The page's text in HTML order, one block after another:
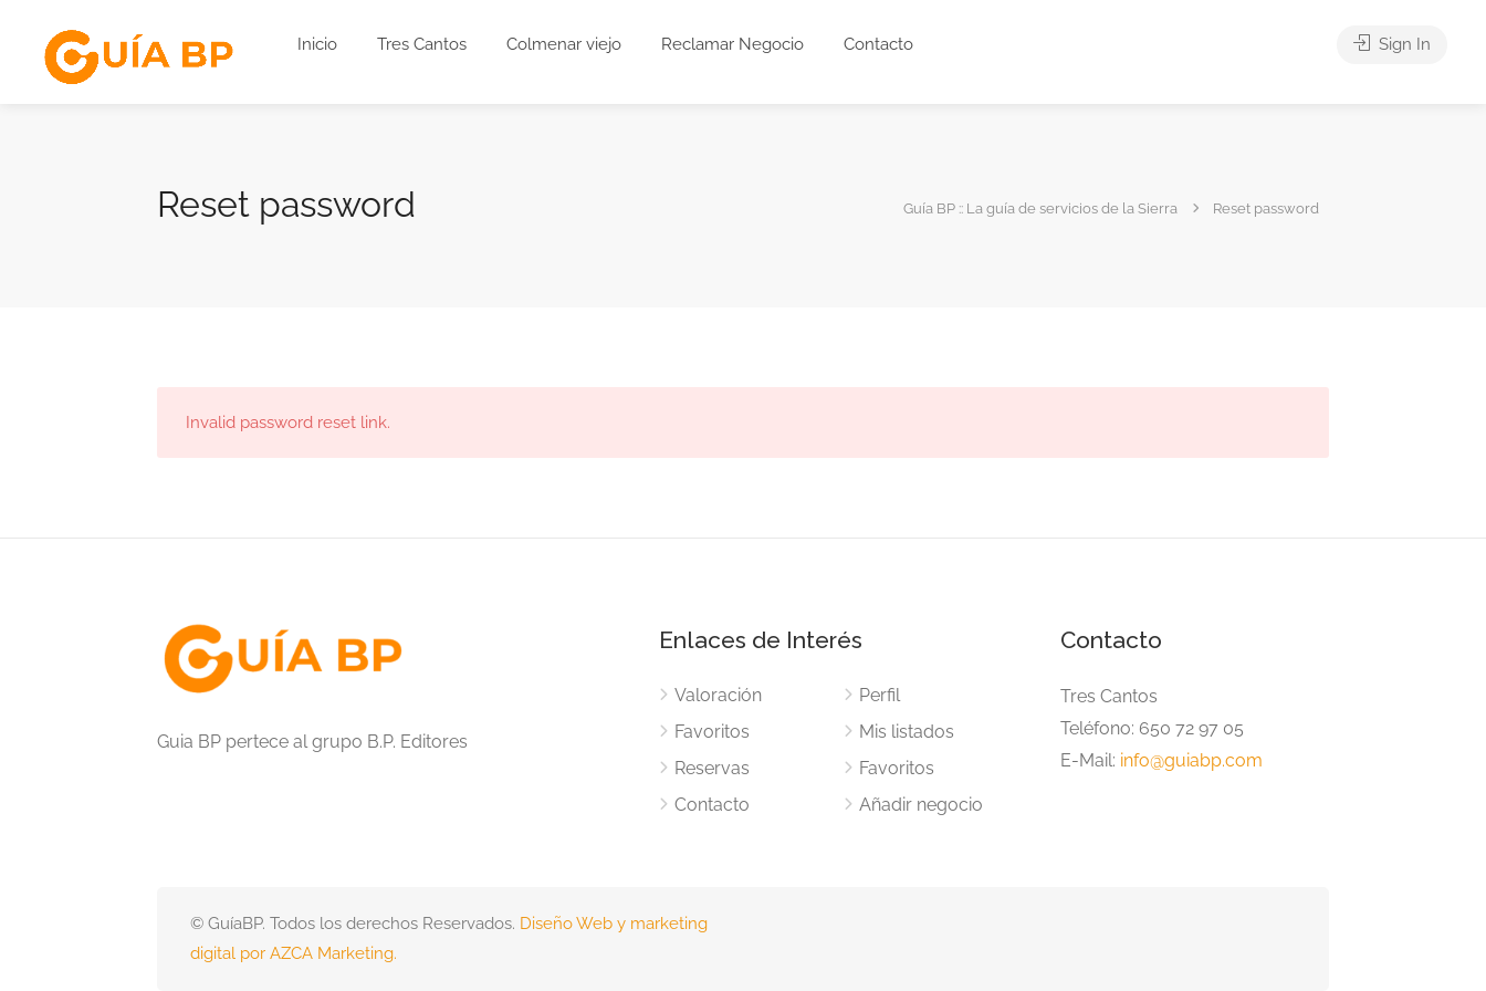
Inicio Tres Cantos Colmenar viejo Reclamar Negocio Contacto Sign In
Reset password Guía BP :: La guía de servicios de la Sierra Reset password
Invalid password reset link.
Guia BP pertece al grupo B.P. Editores
Enlaces de Interés
Valoración
Favoritos
Reservas
Contacto
Perfil
Mis listados
Favoritos
Añadir negocio
Contacto
Tres Cantos
Teléfono: 650 72 97 05
E-Mail: info@guiabp.com
© GuíaBP. Todos los derechos Reservados. Diseño Web y marketing
digital por AZCA Marketing.